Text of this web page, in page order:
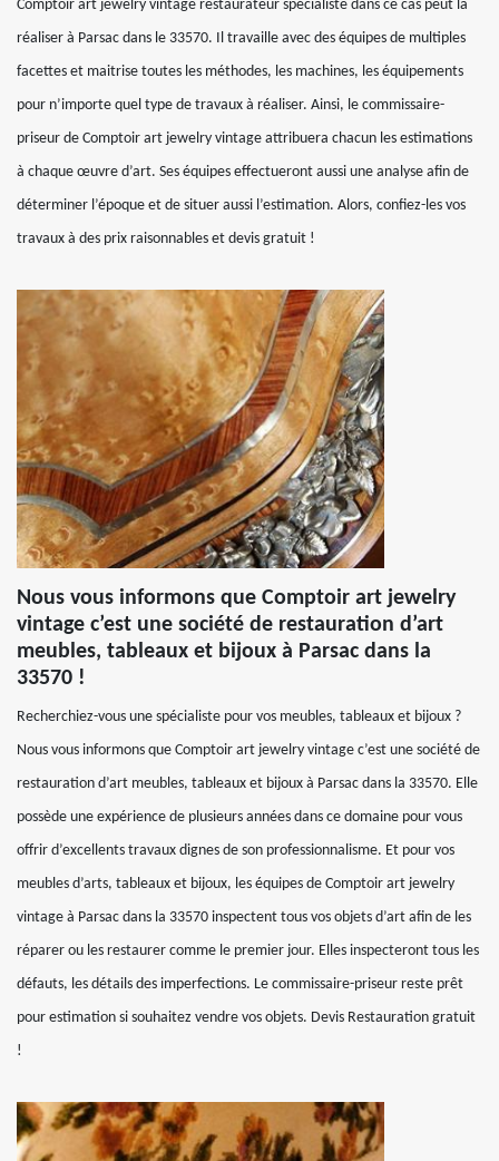
Comptoir art jewelry vintage restaurateur spécialiste dans ce cas peut la
réaliser à Parsac dans le 33570. Il travaille avec des équipes de multiples
facettes et maitrise toutes les méthodes, les machines, les équipements
pour n’importe quel type de travaux à réaliser. Ainsi, le commissaire-
priseur de Comptoir art jewelry vintage attribuera chacun les estimations
à chaque œuvre d’art. Ses équipes effectueront aussi une analyse afin de
déterminer l’époque et de situer aussi l’estimation. Alors, confiez-les vos
travaux à des prix raisonnables et devis gratuit !
Nous vous informons que Comptoir art jewelry
vintage c’est une société de restauration d’art
meubles, tableaux et bijoux à Parsac dans la
33570 !
Recherchiez-vous une spécialiste pour vos meubles, tableaux et bijoux ?
Nous vous informons que Comptoir art jewelry vintage c’est une société de
restauration d’art meubles, tableaux et bijoux à Parsac dans la 33570. Elle
possède une expérience de plusieurs années dans ce domaine pour vous
offrir d’excellents travaux dignes de son professionnalisme. Et pour vos
meubles d’arts, tableaux et bijoux, les équipes de Comptoir art jewelry
vintage à Parsac dans la 33570 inspectent tous vos objets d’art afin de les
réparer ou les restaurer comme le premier jour. Elles inspecteront tous les
défauts, les détails des imperfections. Le commissaire-priseur reste prêt
pour estimation si souhaitez vendre vos objets. Devis Restauration gratuit
!